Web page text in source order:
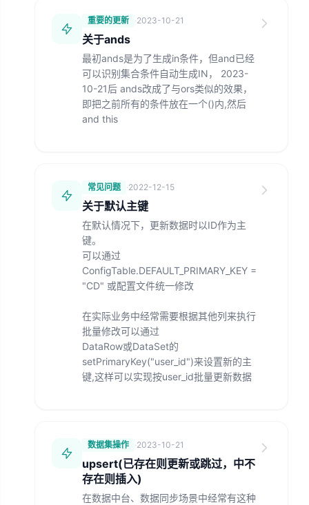
重要的更新 ·2023-10-21
关于ands
最初ands是为了生成in条件，但and已经
可以识别集合条件自动生成IN， 2023-
10-21后 ands改成了与ors类似的效果，
即把之前所有的条件放在一个()内,然后
and this
常见问题 ·2022-12-15
关于默认主键
在默认情况下，更新数据时以ID作为主
键。
可以通过
ConfigTable.DEFAULT_PRIMARY_KEY =
"CD" 或配置文件统一修改
在实际业务中经常需要根据其他列来执行
批量修改可以通过
DataRow或DataSet的
setPrimaryKey("user_id")来设置新的主
键,这样可以实现按user_id批量更新数据
数据集操作 ·2023-10-21
upsert(已存在则更新或跳过，中不
存在则插入)
在数据中台、数据同步场景中经常有这种